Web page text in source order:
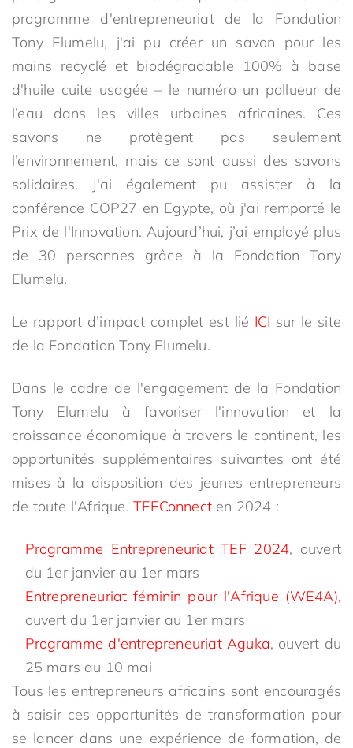
programme d'entrepreneuriat de la Fondation
Tony Elumelu, j'ai pu créer un savon pour les
mains recyclé et biodégradable 100% à base
d'huile cuite usagée – le numéro un pollueur de
l’eau dans les villes urbaines africaines. Ces
savons ne protègent pas seulement
l’environnement, mais ce sont aussi des savons
solidaires. J'ai également pu assister à la
conférence COP27 en Egypte, où j'ai remporté le
Prix de l'Innovation. Aujourd’hui, j’ai employé plus
de 30 personnes grâce à la Fondation Tony
Elumelu.
Le rapport d’impact complet est lié ICI sur le site
de la Fondation Tony Elumelu.
Dans le cadre de l'engagement de la Fondation
Tony Elumelu à favoriser l'innovation et la
croissance économique à travers le continent, les
opportunités supplémentaires suivantes ont été
mises à la disposition des jeunes entrepreneurs
de toute l'Afrique. TEFConnect en 2024 :
Programme Entrepreneuriat TEF 2024, ouvert
du 1er janvier au 1er mars
Entrepreneuriat féminin pour l'Afrique (WE4A),
ouvert du 1er janvier au 1er mars
Programme d'entrepreneuriat Aguka, ouvert du
25 mars au 10 mai
Tous les entrepreneurs africains sont encouragés
à saisir ces opportunités de transformation pour
se lancer dans une expérience de formation, de